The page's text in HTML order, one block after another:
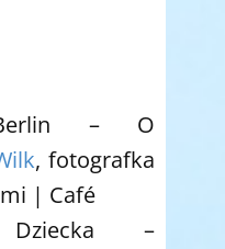
– O
, fotografka
| Café
–